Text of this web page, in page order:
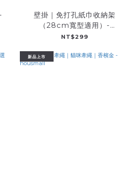
壁掛｜免打孔紙巾收納架
（28cm寬型適用）-
LeapSelect
NT$299
新品上市